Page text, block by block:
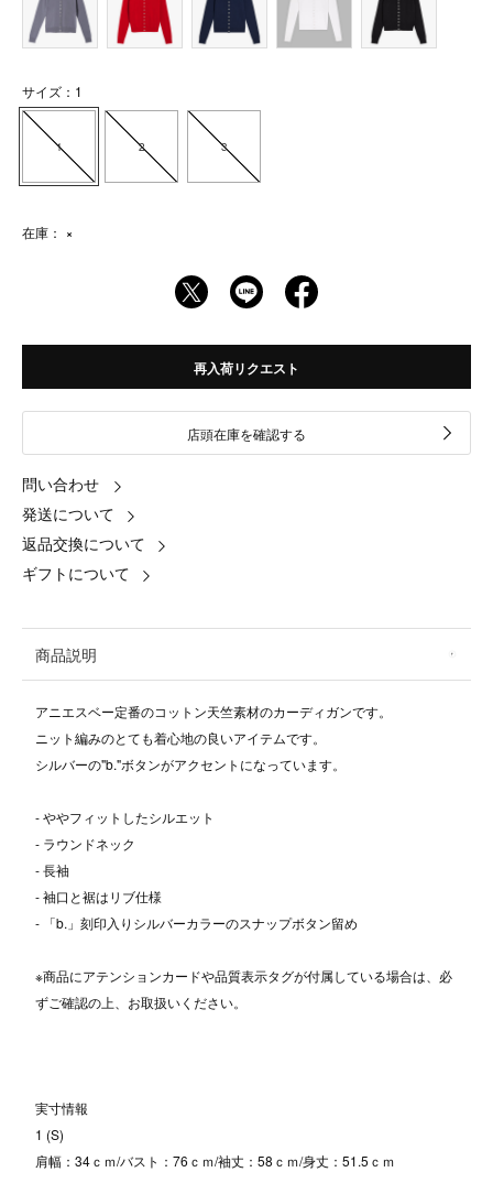
サイズ：1
1 2 3
在庫： ×
再入荷リクエスト
店頭在庫を確認する
問い合わせ
発送について
返品交換について
ギフトについて
商品説明
アニエスベー定番のコットン天竺素材のカーディガンです。
ニット編みのとても着心地の良いアイテムです。
シルバーの"b."ボタンがアクセントになっています。
- ややフィットしたシルエット
- ラウンドネック
- 長袖
- 袖口と裾はリブ仕様
- 「b.」刻印入りシルバーカラーのスナップボタン留め
※商品にアテンションカードや品質表示タグが付属している場合は、必
ずご確認の上、お取扱いください。
実寸情報
1 (S)
肩幅：34ｃｍ/バスト：76ｃｍ/袖丈：58ｃｍ/身丈：51.5ｃｍ